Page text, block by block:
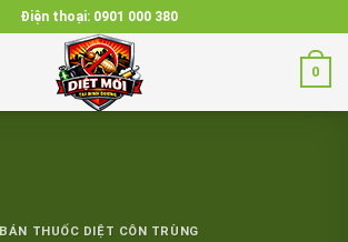
Điện thoại: 0901 000 380
0
BÁN THUỐC DIỆT CÔN TRÙNG